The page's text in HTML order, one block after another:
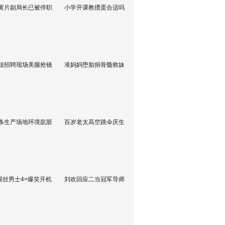
片副局长已被停职 小学开课教掼蛋合适吗
招聘现场美腿抢镜 准妈妈堕胎捐骨髓救妹
生产场地环境肮脏 百岁老太高空跳伞庆生
丝男士4>爆笑开机 刘欢回应二当冠军导师